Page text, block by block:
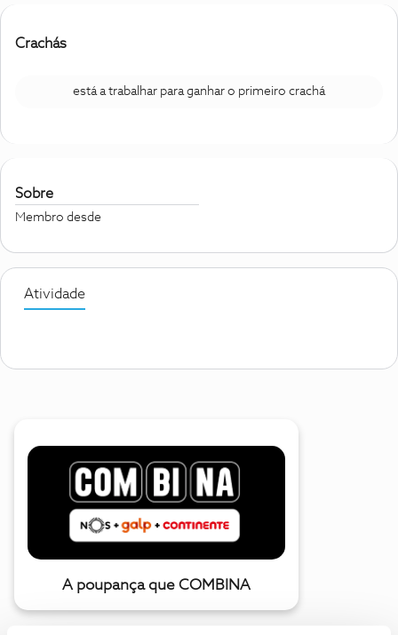
Crachás
está a trabalhar para ganhar o primeiro crachá
Sobre
Membro desde
Atividade
A poupança que COMBINA